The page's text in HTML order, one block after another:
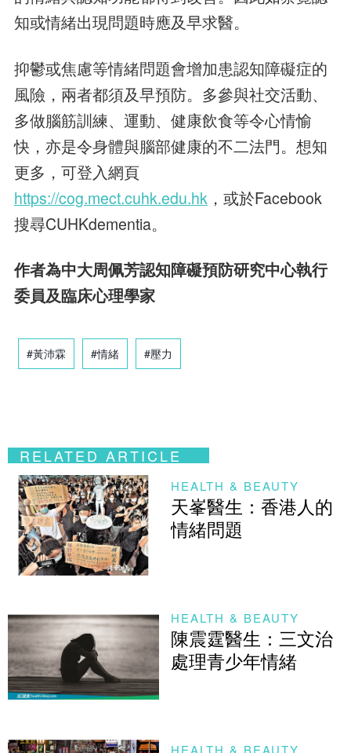
知或情緒出現問題時應及早求醫。
抑鬱或焦慮等情緒問題會增加患認知障礙症的
風險，兩者都須及早預防。多參與社交活動、
多做腦筋訓練、運動、健康飲食等令心情愉
快，亦是令身體與腦部健康的不二法門。想知
更多，可登入網頁
https://cog.mect.cuhk.edu.hk，或於Facebook
搜尋CUHKdementia。
作者為中大周佩芳認知障礙預防研究中心執行
委員及臨床心理學家
#黃沛霖 #情緒 #壓力
RELATED ARTICLE
HEALTH & BEAUTY
天峯醫生：香港人的
情緒問題
HEALTH & BEAUTY
陳震霆醫生：三文治
處理青少年情緒